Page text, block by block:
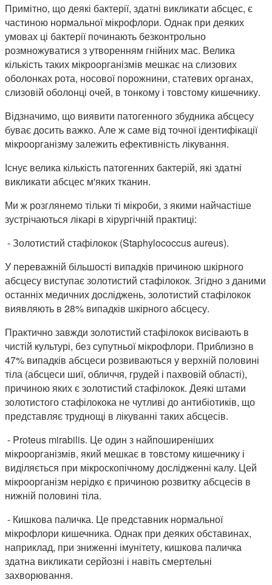
Примітно, що деякі бактерії, здатні викликати абсцес, є
частиною нормальної мікрофлори. Однак при деяких
умовах ці бактерії починають безконтрольно
розмножуватися з утворенням гнійних мас. Велика
кількість таких мікроорганізмів мешкає на слизових
оболонках рота, носової порожнини, статевих органах,
слизовій оболонці очей, в тонкому і товстому кишечнику.
Відзначимо, що виявити патогенного збудника абсцесу
буває досить важко. Але ж саме від точної ідентифікації
мікроорганізму залежить ефективність лікування.
Існує велика кількість патогенних бактерій, які здатні
викликати абсцес м'яких тканин.
Ми ж розглянемо тільки ті мікроби, з якими найчастіше
зустрічаються лікарі в хірургічній практиці:
- Золотистий стафілокок (Staphylococcus aureus).
У переважній більшості випадків причиною шкірного
абсцесу виступає золотистий стафілокок. Згідно з даними
останніх медичних досліджень, золотистий стафілокок
виявляють в 28% випадків шкірного абсцесу.
Практично завжди золотистий стафілокок висівають в
чистій культурі, без супутньої мікрофлори. Приблизно в
47% випадків абсцеси розвиваються у верхній половині
тіла (абсцеси шиї, обличчя, грудей і пахвовій області),
причиною яких є золотистий стафілокок. Деякі штами
золотистого стафілокока не чутливі до антибіотиків, що
представляє труднощі в лікуванні таких абсцесів.
- Proteus mirabilis. Це один з найпоширеніших
мікроорганізмів, який мешкає в товстому кишечнику і
виділяється при мікроскопічному дослідженні калу. Цей
мікроорганізм нерідко є причиною розвитку абсцесів в
нижній половині тіла.
- Кишкова паличка. Це представник нормальної
мікрофлори кишечника. Однак при деяких обставинах,
наприклад, при зниженні імунітету, кишкова паличка
здатна викликати серйозні і навіть смертельні
захворювання.